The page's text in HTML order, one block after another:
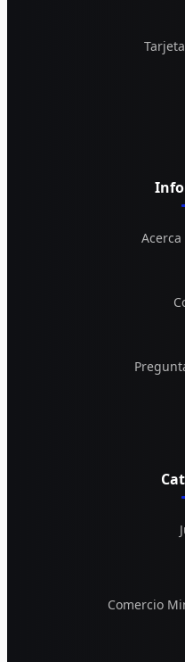
Comercio